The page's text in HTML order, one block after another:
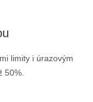
limity i úrazovým
50%.